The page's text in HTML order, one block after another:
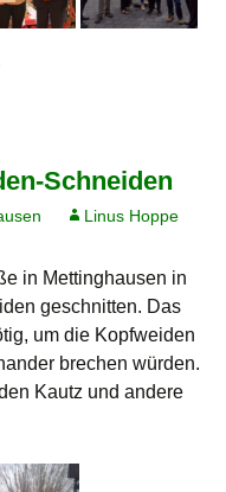
Schneiden
Linus Hoppe
in Mettinghausen in
geschnitten. Das
um die Kopfweiden
brechen würden.
Kautz und andere